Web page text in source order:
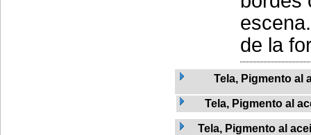
de la
Tela, Pigmento al
Tela, Pigmento al
Tela, Pigmento al